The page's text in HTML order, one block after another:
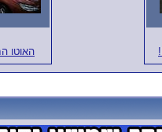
האוטו